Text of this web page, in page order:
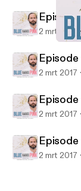
Blue
2 mrt 2017
2 mrt 2017
Episode
2 mrt 2017
Episode
2 mrt 2017